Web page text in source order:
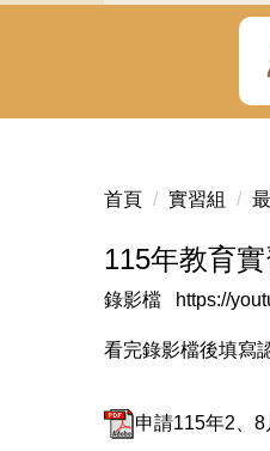
首頁 實習組
115年教育
錄影檔 https://
看完錄影檔後填寫
申請115年2、